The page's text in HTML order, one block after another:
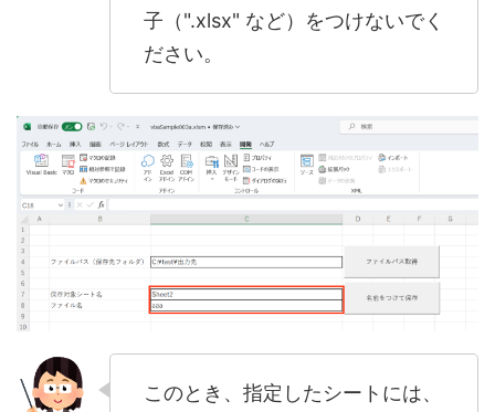
子（".xlsx" など）をつけないでく
ださい。
このとき、指定したシートには、